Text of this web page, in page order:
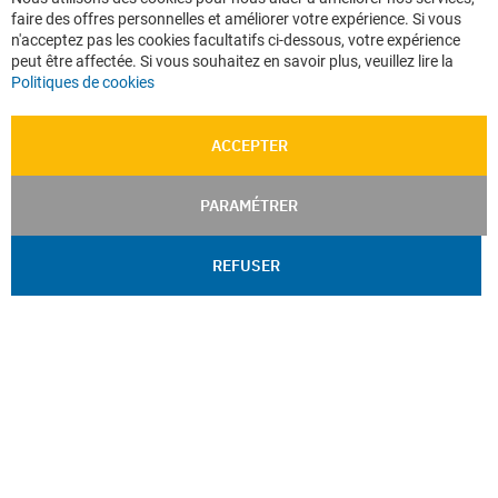
faire des offres personnelles et améliorer votre expérience. Si vous
n'acceptez pas les cookies facultatifs ci-dessous, votre expérience
peut être affectée. Si vous souhaitez en savoir plus, veuillez lire la
Politiques de cookies
ACCEPTER
PARAMÉTRER
REFUSER